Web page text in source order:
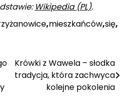
Wikipedia (PL).
,mieszkańców,się,
Krówki z Wawela – słodka
tradycja, która zachwyca
kolejne pokolenia